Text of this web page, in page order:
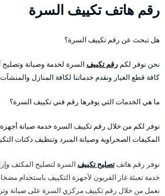
رقم هاتف تكييف السرة
هل تبحث عن رقم تكييف السرة؟
نحن نوفر لكم رقم تكييفالسرة لخدمة وصيانة
كافة قطع الغيار ونقدم خدماتنا لكافة المنازل والمنشآت
ما هي الخدمات التي يوفرها رقم فني تكييف السرة؟
نوفر لكم من خلال رقم تكييف السرة خدمة صيانة أجهزة
المكيفات الصحراوية وصيانة المبرد وتنظيف دكتات
نوفر رقم هاتفتصليح تكييفالسرة لتصليح المكثف
خدمة تعبئة غاز الفريون لأجهزة التكييف باستخدام
نعمل من خلال رقم تكييف مركزي السرة على صيانة